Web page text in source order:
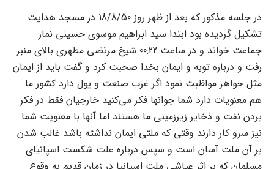
در جلسه مذکور که بعد از ظهر روز 18/8/50 در مسجد هدایت
تشکیل گردیده بود ابتدا سید ابراهیم موسوى حسینى نماز
جماعت خواند و در ساعت 00:22 شیخ مرتضى مطهرى بالاى منبر
رفت و درباره توبه و ایمان بخدا صحبت کرد و گفت باید از ایمان
مثل جواهر مواظبت نمود اگر غرب صنعت و پول دارد کشور ما
هم معنویات دارد شما جوانها فکر مى‌کنید خارجیان فقط در فکر
بردن نفت و ذخایر زیرزمینى ما هستند اما آنها با معنویت شما
نیز سرو کار دارند وقتى که ملتى ایمان نداشته باشد غالب شدن
بر آن ملت آسان است و سپس درباره علت شکست اسپانیاى